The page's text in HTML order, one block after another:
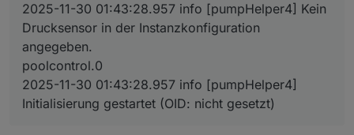
2025-11-30 01:43:29.205	info
poolcontrol.0
2025-11-30 01:43:29.068	info
poolcontrol.0
2025-11-30 01:43:28.960	info
poolcontrol.0
2025-11-30 01:43:28.959	info
poolcontrol.0
2025-11-30 01:43:28.957 info [pumpHelper4] Kein
Drucksensor in der Instanzkonfiguration
angegeben.
poolcontrol.0
2025-11-30 01:43:28.957 info [pumpHelper4]
Initialisierung gestartet (OID: nicht gesetzt)